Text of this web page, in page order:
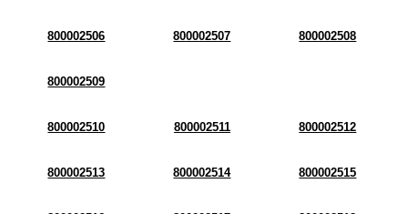
800002506 800002507 800002508
800002509
800002510 800002511 800002512
800002513 800002514 800002515